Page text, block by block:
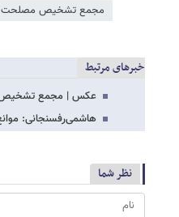
مجمع تشخیص مصلحت
خبرهای مرتبط
عکس | مجمع تشخیص؛
هاشمی‌رفسنجانی:
نظر شما